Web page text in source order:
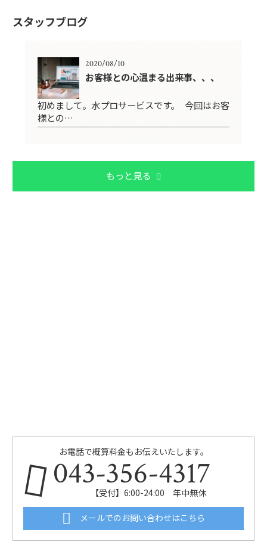
スタッフブログ
2020/08/10
お客様との心温まる出来事、、、
初めまして。水プロサービスです。 今回はお客
様との…
もっと見る
お電話で概算料金もお伝えいたします。
043-356-4317
【受付】6:00-24:00 年中無休
メールでのお問い合わせはこちら